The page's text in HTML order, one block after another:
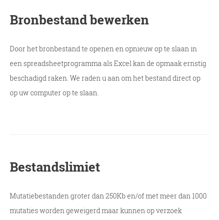
Bronbestand bewerken
Door het bronbestand te openen en opnieuw op te slaan in
een spreadsheetprogramma als Excel kan de opmaak ernstig
beschadigd raken. We raden u aan om het bestand direct op
op uw computer op te slaan.
Bestandslimiet
Mutatiebestanden groter dan 250Kb en/of met meer dan 1000
mutaties worden geweigerd maar kunnen op verzoek